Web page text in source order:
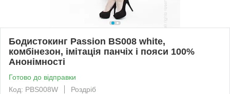
Бодистокинг Passion BS008 white,
комбінезон, імітація панчіх і пояси 100%
Анонімності
Готово до відправки
Код: PBS008W
Роздріб